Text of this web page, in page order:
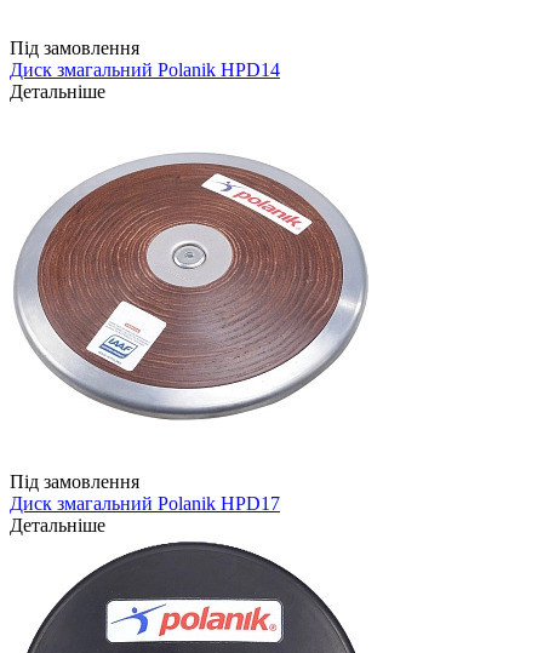
Під замовлення
Диск змагальний Polanik HPD14
Детальніше
Під замовлення
Диск змагальний Polanik HPD17
Детальніше